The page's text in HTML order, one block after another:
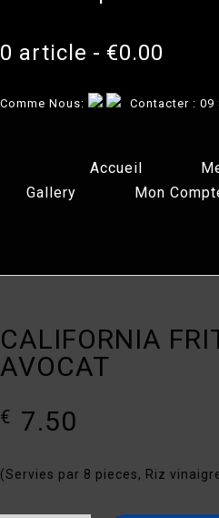
0 article €0.00
Comme Nous: Contacter : 09
Accueil
Gallery
Mon
CALIFORNIA
AVOCAT
€ 7.50
(Servies par 8 pieces, Riz